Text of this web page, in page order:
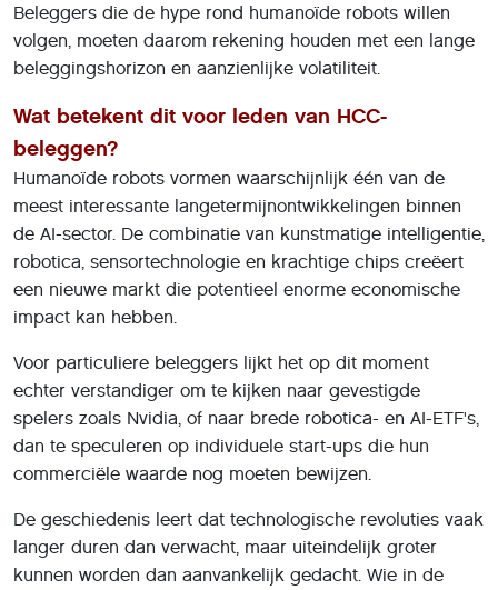
Beleggers die de hype rond humanoïde robots willen
volgen, moeten daarom rekening houden met een lange
beleggingshorizon en aanzienlijke volatiliteit.
Wat betekent dit voor leden van HCC-
beleggen?
Humanoïde robots vormen waarschijnlijk één van de
meest interessante langetermijnontwikkelingen binnen
de AI-sector. De combinatie van kunstmatige intelligentie,
robotica, sensortechnologie en krachtige chips creëert
een nieuwe markt die potentieel enorme economische
impact kan hebben.
Voor particuliere beleggers lijkt het op dit moment
echter verstandiger om te kijken naar gevestigde
spelers zoals Nvidia, of naar brede robotica- en AI-ETF's,
dan te speculeren op individuele start-ups die hun
commerciële waarde nog moeten bewijzen.
De geschiedenis leert dat technologische revoluties vaak
langer duren dan verwacht, maar uiteindelijk groter
kunnen worden dan aanvankelijk gedacht. Wie in de